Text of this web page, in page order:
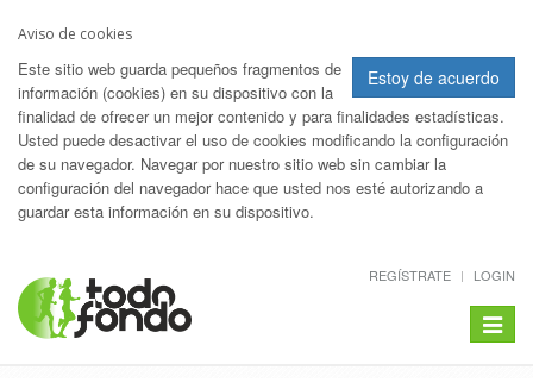
Aviso de cookies
Estoy de acuerdo
Este sitio web guarda pequeños fragmentos de
información (cookies) en su dispositivo con la
finalidad de ofrecer un mejor contenido y para finalidades estadísticas.
Usted puede desactivar el uso de cookies modificando la configuración
de su navegador. Navegar por nuestro sitio web sin cambiar la
configuración del navegador hace que usted nos esté autorizando a
guardar esta información en su dispositivo.
REGÍSTRATE LOGIN
Toggle